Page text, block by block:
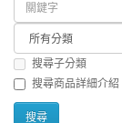
搜尋子分類
搜尋商品詳細介紹